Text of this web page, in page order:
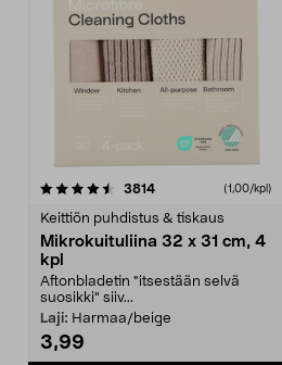
3814arvostelut (1,00/kpl)
Keittiön puhdistus & tiskaus
Mikrokuituliina 32 x 31 cm, 4
kpl
Aftonbladetin "itsestään selvä
suosikki" siiv...
Laji: Harmaa/beige
3,99
4.5viidestä